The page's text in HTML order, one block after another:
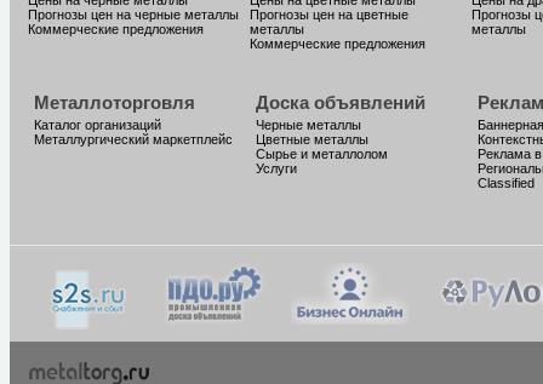
Прогнозы цен на черные металлы
Коммерческие предложения
Прогнозы цен на цветные
металлы
Коммерческие предложения
Прогнозы
металлы
Металлоторговля
Каталог организаций
Металлургический маркетплейс
Доска объявлений
Черные металлы
Цветные металлы
Сырье и металлолом
Услуги
Реклама
Classified